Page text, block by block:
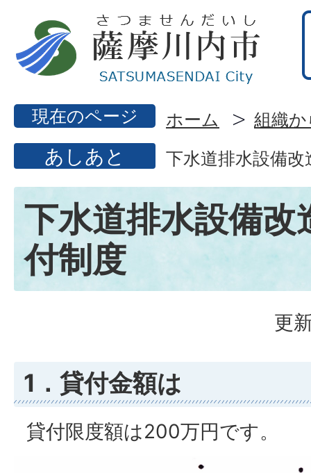
現在のページ ホーム 組織
あしあと 下水道排水設備
下水道排水設備改
付制度
更
1．貸付金額は
貸付限度額は200万円です。